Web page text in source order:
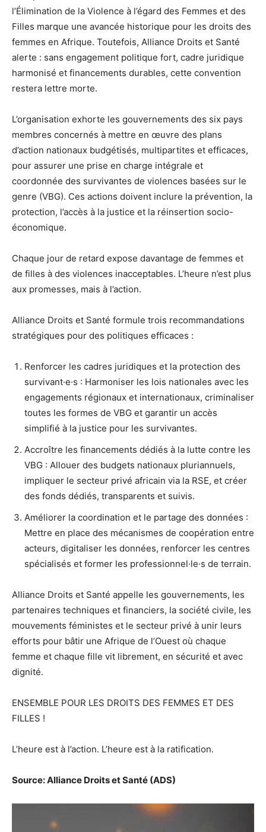
l’Élimination de la Violence à l’égard des Femmes et des
Filles marque une avancée historique pour les droits des
femmes en Afrique. Toutefois, Alliance Droits et Santé
alerte : sans engagement politique fort, cadre juridique
harmonisé et financements durables, cette convention
restera lettre morte.
L’organisation exhorte les gouvernements des six pays
membres concernés à mettre en œuvre des plans
d’action nationaux budgétisés, multipartites et efficaces,
pour assurer une prise en charge intégrale et
coordonnée des survivantes de violences basées sur le
genre (VBG). Ces actions doivent inclure la prévention, la
protection, l’accès à la justice et la réinsertion socio-
économique.
Chaque jour de retard expose davantage de femmes et
de filles à des violences inacceptables. L’heure n’est plus
aux promesses, mais à l’action.
Alliance Droits et Santé formule trois recommandations
stratégiques pour des politiques efficaces :
Renforcer les cadres juridiques et la protection des
survivant·e·s : Harmoniser les lois nationales avec les
engagements régionaux et internationaux, criminaliser
toutes les formes de VBG et garantir un accès
simplifié à la justice pour les survivantes.
Accroître les financements dédiés à la lutte contre les
VBG : Allouer des budgets nationaux pluriannuels,
impliquer le secteur privé africain via la RSE, et créer
des fonds dédiés, transparents et suivis.
Améliorer la coordination et le partage des données :
Mettre en place des mécanismes de coopération entre
acteurs, digitaliser les données, renforcer les centres
spécialisés et former les professionnel·le·s de terrain.
Alliance Droits et Santé appelle les gouvernements, les
partenaires techniques et financiers, la société civile, les
mouvements féministes et le secteur privé à unir leurs
efforts pour bâtir une Afrique de l’Ouest où chaque
femme et chaque fille vit librement, en sécurité et avec
dignité.
ENSEMBLE POUR LES DROITS DES FEMMES ET DES
FILLES !
L’heure est à l’action. L’heure est à la ratification.
Source: Alliance Droits et Santé (ADS)
Lecteur